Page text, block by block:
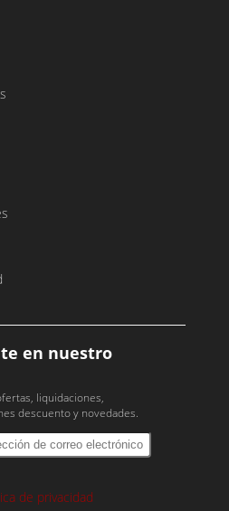
en nuestro
liquidaciones,
descuento y novedades.
de privacidad